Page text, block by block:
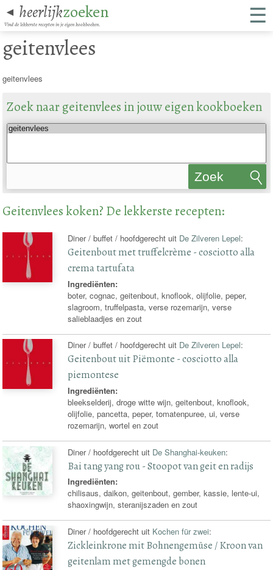
◄ heerlijkzoeken
Vind de lekkerste recepten in je eigen kookboeken. ☰
geitenvlees
geitenvlees
Zoek naar geitenvlees in jouw eigen kookboeken
Zoek
Geitenvlees koken? De lekkerste recepten:
Diner / buffet / hoofdgerecht uit De Zilveren Lepel:
Geitenbout met truffelcrème - cosciotto alla
crema tartufata
Ingrediënten:
boter, cognac, geitenbout, knoflook, olijfolie, peper,
slagroom, truffelpasta, verse rozemarijn, verse
salieblaadjes en zout
Diner / buffet / hoofdgerecht uit De Zilveren Lepel:
Geitenbout uit Piëmonte - cosciotto alla
piemontese
Ingrediënten:
bleekselderij, droge witte wijn, geitenbout, knoflook,
olijfolie, pancetta, peper, tomatenpuree, ui, verse
rozemarijn, wortel en zout
Diner / hoofdgerecht uit De Shanghai-keuken:
Bai tang yang rou - Stoopot van geit en radijs
Ingrediënten:
chilisaus, daikon, geitenbout, gember, kassie, lente-ui,
shaoxingwijn, steranijszaden en zout
Diner / hoofdgerecht uit Kochen für zwei:
Zickleinkrone mit Bohnengemüse / Kroon van
geitenlam met gemengde bonen